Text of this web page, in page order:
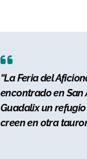
“La Feria del
encontrado en San
Guadalix un
creen en otra